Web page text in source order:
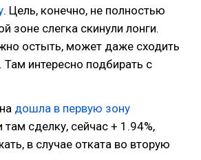
. Цель, конечно, не полностью
зоне слегка скинули лонги.
остыть, может даже сходить
интересно подбирать с
дошла в первую зону
там сделку, сейчас + 1.94%,
в случае отката во вторую